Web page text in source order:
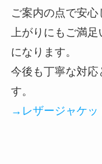
ご案内の点で安
上がりにもご満
になります。
今後も丁寧な対応
す。
→レザージャケッ